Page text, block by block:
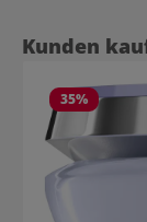
Haar
Produktgalerie
Kunden
35%